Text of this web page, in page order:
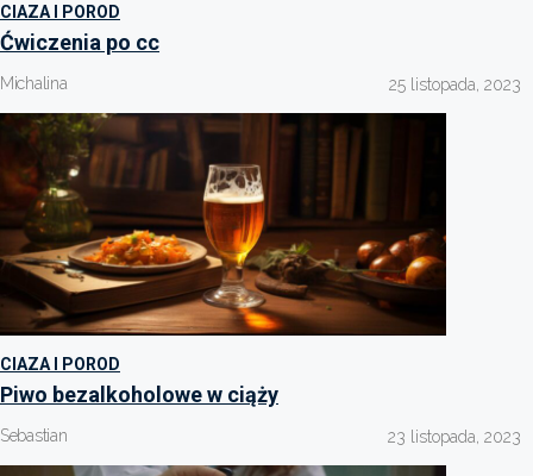
CIAZA I POROD
Ćwiczenia po cc
Michalina 25 listopada, 2023
CIAZA I POROD
Piwo bezalkoholowe w ciąży
Sebastian 23 listopada, 2023